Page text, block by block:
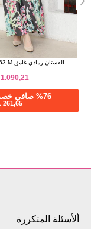
الفستان رمادي غامق ZNK4663-M
1.090,21
%76 صافي خصم
261,65 TL
ألأسئلة المتكررة